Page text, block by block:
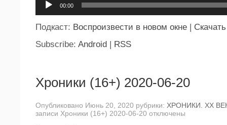
00:00
Подкаст: Воспроизвести в новом окне | Скачать
Subscribe: Android | RSS
Хроники (16+) 2020-06-20
Опубликовано Июнь 20, 2020 рубрики: ХРОНИКИ. ХХ
записи Хроники (16+) 2020-06-20 отключены